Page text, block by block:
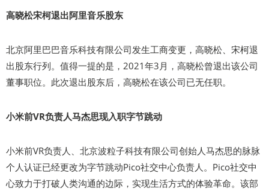
高晓松宋柯退出阿里音乐股东
北京阿里巴巴音乐科技有限公司发生工商变更，高晓松、宋柯退
出股东行列。值得一提的是，2021年3月，高晓松曾退出该公司
董事职位。此次退出股东后，高晓松在该公司已无任职。
小米前VR负责人马杰思现入职字节跳动
小米前VR负责人、北京波粒子科技有限公司创始人马杰思的脉脉
个人认证已经更改为字节跳动Pico社交中心负责人。Pico社交中
心致力于打破人类沟通的边际，实现生活方式的体验革命。该部